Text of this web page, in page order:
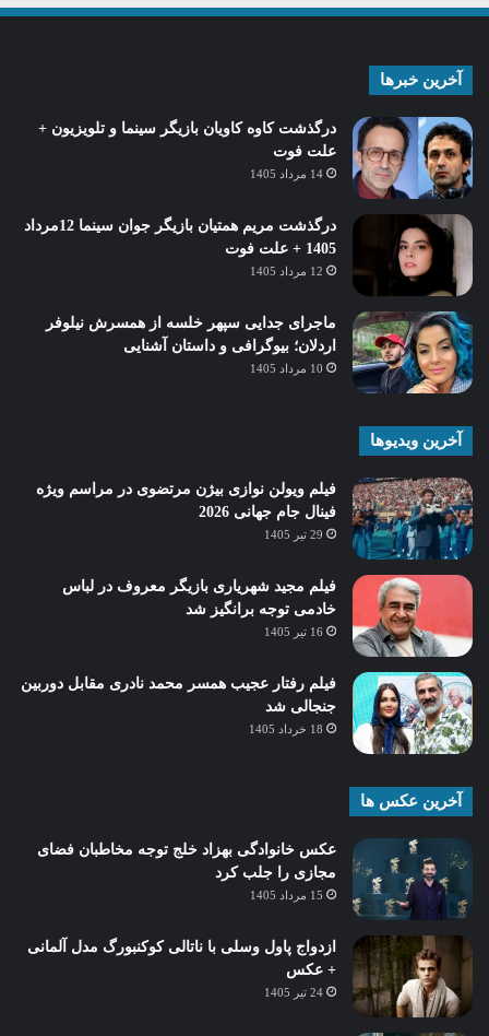
آخرین خبرها
درگذشت کاوه کاویان بازیگر سینما و تلویزیون +
علت فوت
14 مرداد 1405
درگذشت مریم همتیان بازیگر جوان سینما 12مرداد
1405 + علت فوت
12 مرداد 1405
ماجرای جدایی سپهر خلسه از همسرش نیلوفر
اردلان؛ بیوگرافی و داستان آشنایی
10 مرداد 1405
آخرین ویدیوها
فیلم ویولن نوازی بیژن مرتضوی در مراسم ویژه
فینال جام جهانی 2026
29 تیر 1405
فیلم مجید شهریاری بازیگر معروف در لباس
خادمی توجه برانگیز شد
16 تیر 1405
فیلم رفتار عجیب همسر محمد نادری مقابل دوربین
جنجالی شد
18 خرداد 1405
آخرین عکس ها
عکس خانوادگی بهزاد خلج توجه مخاطبان فضای
مجازی را جلب کرد
15 مرداد 1405
ازدواج پاول وسلی با ناتالی کوکنبورگ مدل آلمانی
+ عکس
24 تیر 1405